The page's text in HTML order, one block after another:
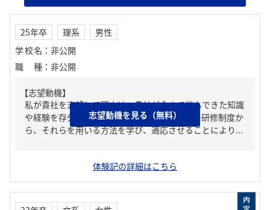
25年卒 理系
男性
学校名 ： 非公開
職種 ： 非公開
【志望動機】
私が貴社を志望して理由は、貴社が今まで学んできた知識
や経験を存分に応用できる企業であり、整った研修制度か
ら、それらを用いる方法を学び、適応させることにより...
体験記の詳細はこちら
志望動機を見る（無料）